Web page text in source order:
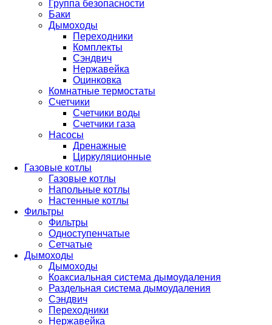
Группа безопасности
Баки
Дымоходы
Переходники
Комплекты
Сэндвич
Нержавейка
Оцинковка
Комнатные термостаты
Счетчики
Счетчики воды
Счетчики газа
Насосы
Дренажные
Циркуляционные
Газовые котлы
Газовые котлы
Напольные котлы
Настенные котлы
Фильтры
Фильтры
Одноступенчатые
Сетчатые
Дымоходы
Дымоходы
Коаксиальная система дымоудаления
Раздельная система дымоудаления
Сэндвич
Переходники
Нержавейка